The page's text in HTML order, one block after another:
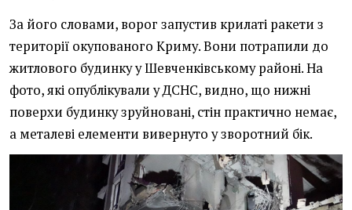
За його словами, ворог запустив крилаті ракети з
території окупованого Криму. Вони потрапили до
житлового будинку у Шевченківському районі. На
фото, які опублікували у ДСНС, видно, що нижні
поверхи будинку зруйновані, стін практично немає,
а металеві елементи вивернуто у зворотний бік.